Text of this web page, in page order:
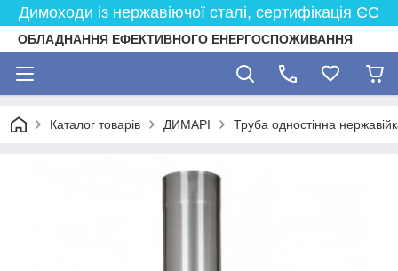
Димоходи із нержавіючої сталі, сертифікація ЄС
ОБЛАДНАННЯ ЕФЕКТИВНОГО ЕНЕРГОСПОЖИВАННЯ
Каталог товарів ДИМАРІ Труба одностінна